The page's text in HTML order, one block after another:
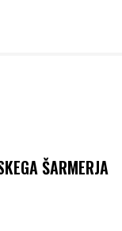
ŠARMERJA